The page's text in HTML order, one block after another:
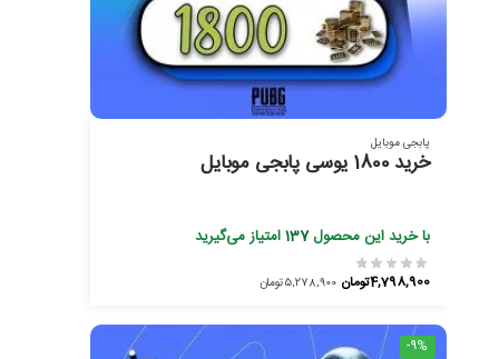
پابجی موبایل
خرید 1800 یوسی پابجی موبایل
با خرید این محصول137امتیاز می‌گیرید
5,278,900تومان 4,798,900تومان
-9%